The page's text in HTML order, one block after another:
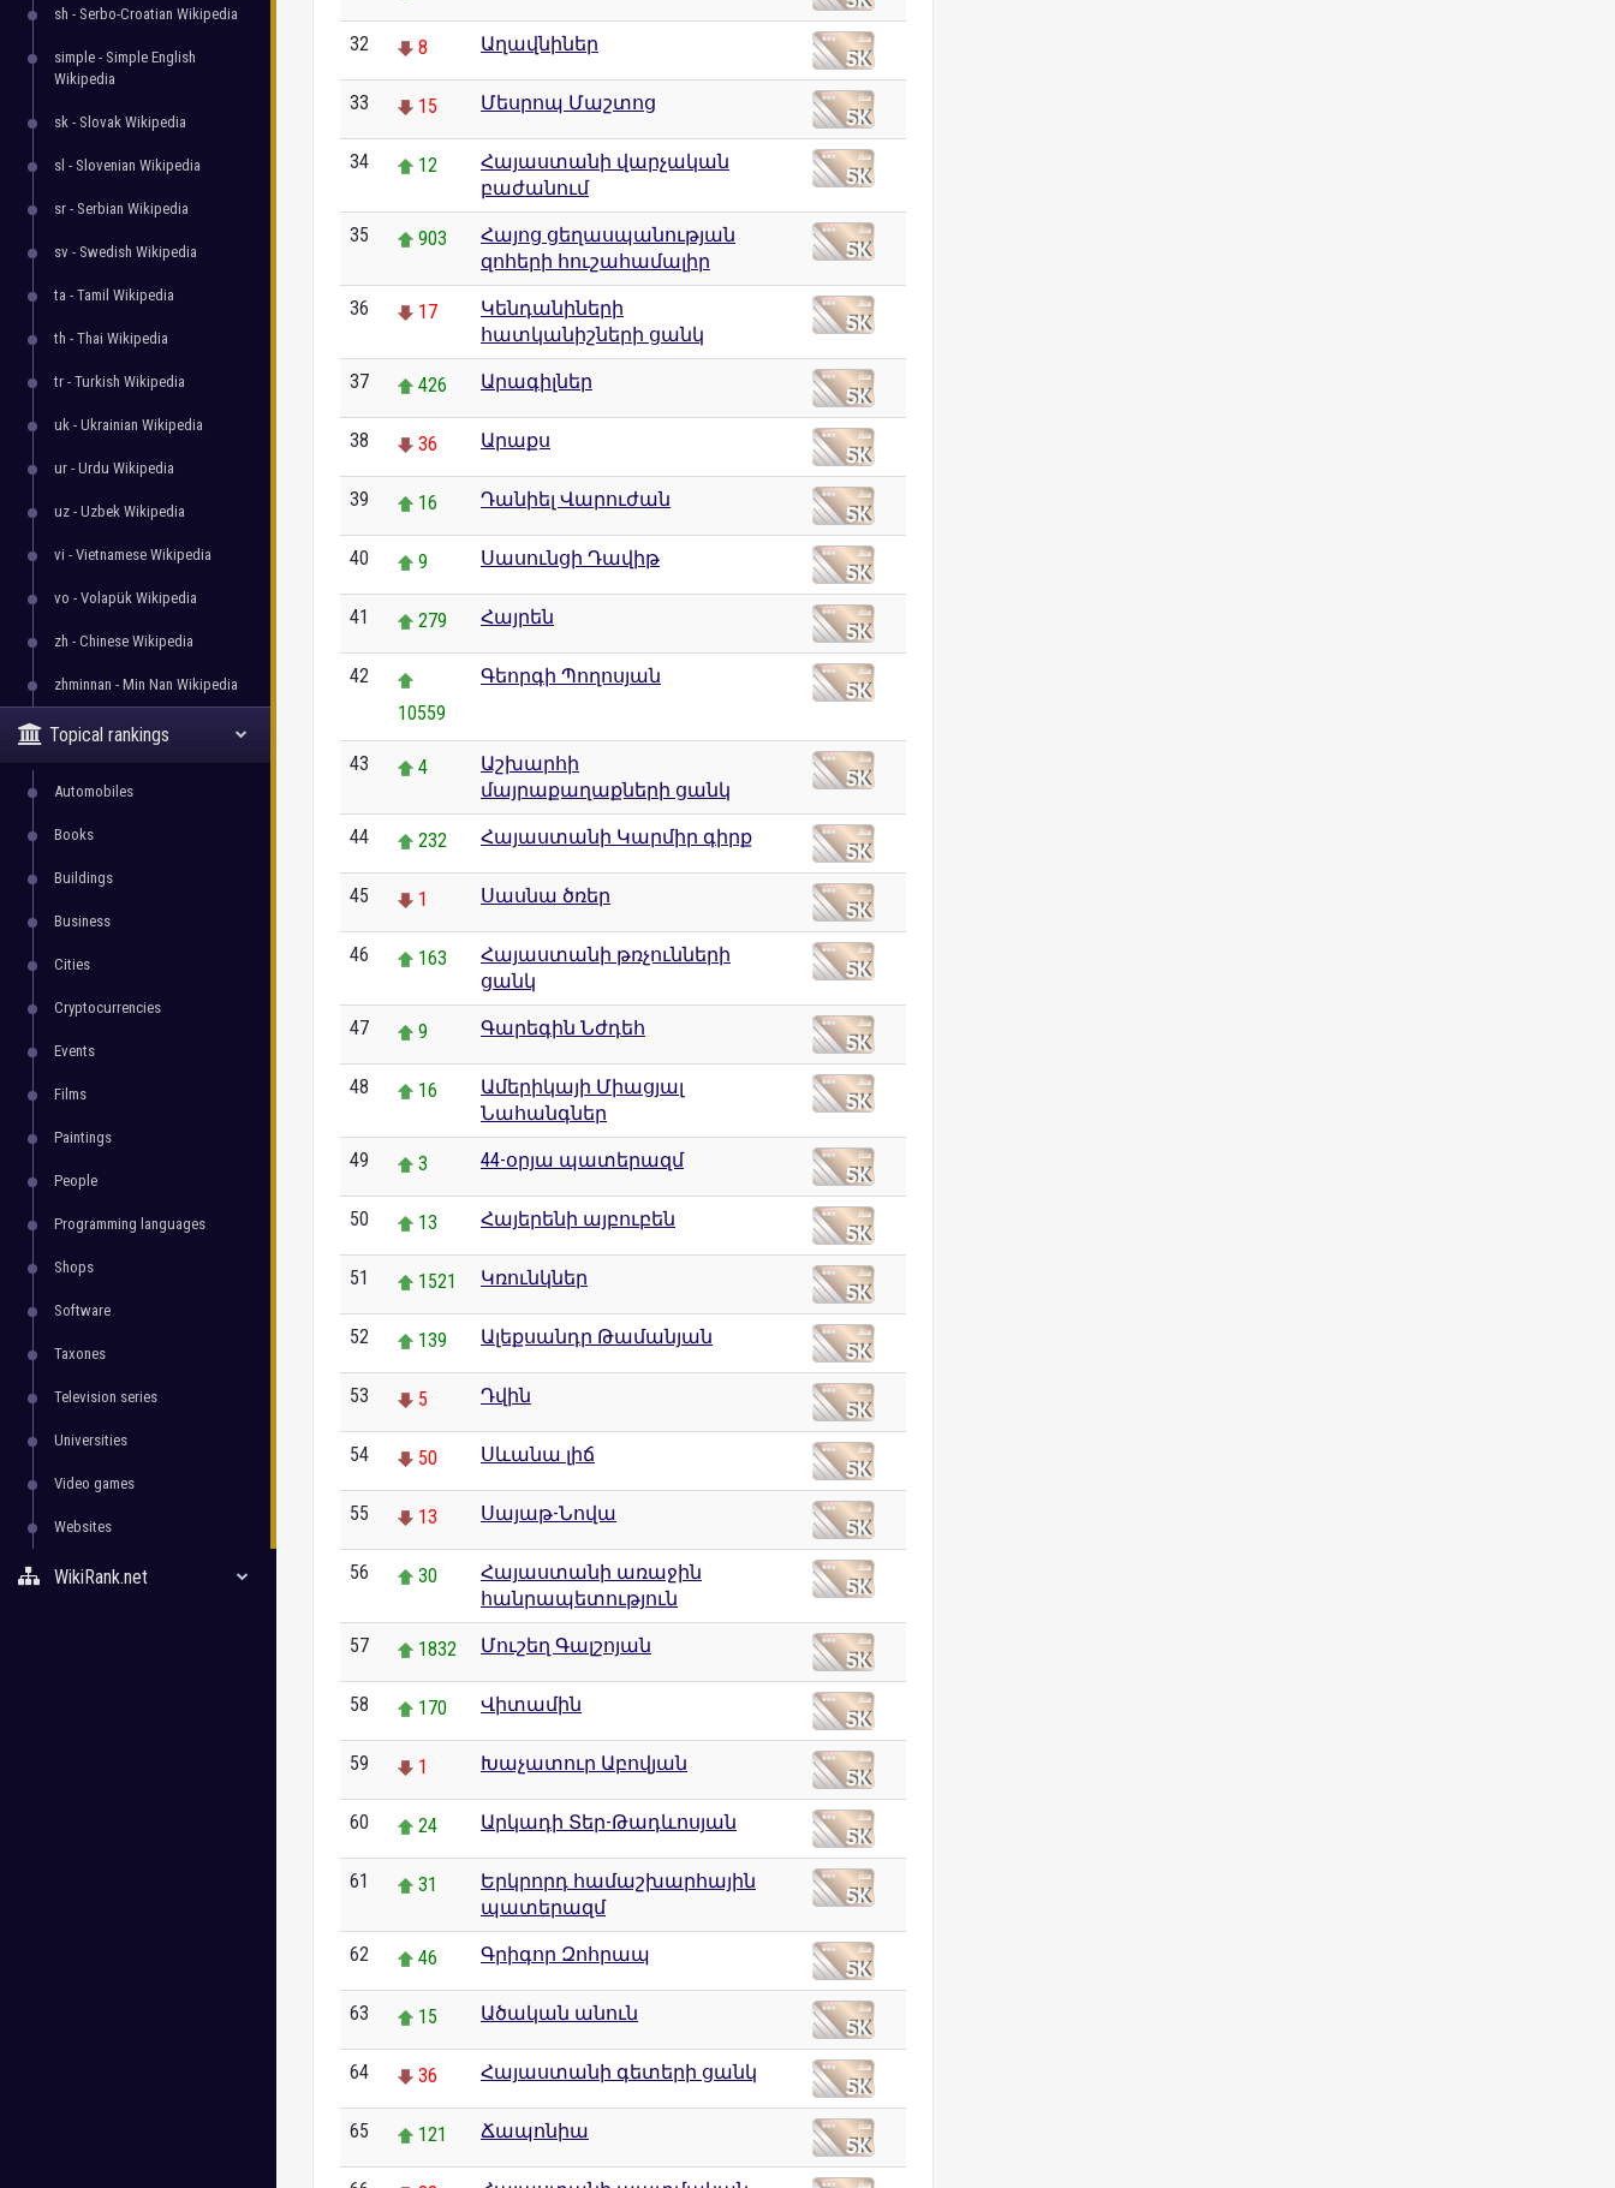
sh - Serbo-Croatian Wikipedia
simple - Simple English
Wikipedia
sk - Slovak Wikipedia
sl - Slovenian Wikipedia
sr - Serbian Wikipedia
sv - Swedish Wikipedia
ta - Tamil Wikipedia
th - Thai Wikipedia
tr - Turkish Wikipedia
uk - Ukrainian Wikipedia
ur - Urdu Wikipedia
uz - Uzbek Wikipedia
vi - Vietnamese Wikipedia
vo - Volapük Wikipedia
zh - Chinese Wikipedia
zhminnan - Min Nan Wikipedia
Topical rankings
Automobiles
Books
Buildings
Business
Cities
Cryptocurrencies
Events
Films
Paintings
People
Programming languages
Shops
Software
Taxones
Television series
Universities
Video games
Websites
WikiRank.net
32 8 Աղավնիներ
33 15 Մեսրոպ Մաշտոց
34 12
Հայաստանի վարչական
բաժանում
35 903
Հայոց ցեղասպանության
զոհերի հուշահամալիր
36 17
Կենդանիների
հատկանիշների ցանկ
37 426 Արագիլներ
38 36 Արաքս
39 16 Դանիել Վարուժան
40 9 Սասունցի Դավիթ
41 279 Հայրեն
42
10559
Գեորգի Պողոսյան
43 4
Աշխարհի
մայրաքաղաքների ցանկ
44 232 Հայաստանի Կարմիր գիրք
45 1 Սասնա ծռեր
46 163
Հայաստանի թռչունների
ցանկ
47 9 Գարեգին Նժդեհ
48 16
Ամերիկայի Միացյալ
Նահանգներ
49 3 44-օրյա պատերազմ
50 13 Հայերենի այբուբեն
51 1521 Կռունկներ
52 139 Ալեքսանդր Թամանյան
53 5 Դվին
54 50 Սևանա լիճ
55 13 Սայաթ-Նովա
56 30
Հայաստանի առաջին
հանրապետություն
57 1832 Մուշեղ Գալշոյան
58 170 Վիտամին
59 1 Խաչատուր Աբովյան
60 24 Արկադի Տեր-Թադևոսյան
61 31
Երկրորդ համաշխարհային
պատերազմ
62 46 Գրիգոր Զոհրապ
63 15 Ածական անուն
64 36 Հայաստանի գետերի ցանկ
65 121 Ճապոնիա